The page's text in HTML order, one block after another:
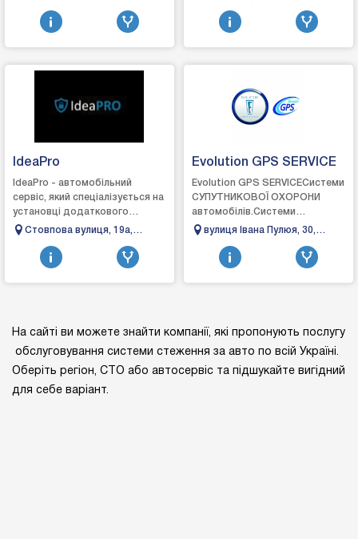
професійному рі...
Черкаська область
електрообладнання у Полтаві.
У нашому а...
Полтавська область
IdeaPro
IdeaPro - автомобільний
сервіс, який спеціалізується на
установці додаткового
обладнання для безпеки
від угонуЗахист ві...
Стовпова вулиця, 19а,
Одеса, Одеська область
Evolution GPS SERVICE
Evolution GPS SERVICEСистеми
СУПУТНИКОВОЇ ОХОРОНИ
автомобілів.Системи
супутникового моніторингу
безпровідні маяки.Автосигна...
вулиця Івана Пулюя, 30,
Львів, Львівська область,
Украина
На сайті ви можете знайти компанії, які пропонують послугу
обслуговування системи стеження за авто по всій Україні.
Оберіть регіон, СТО або автосервіс та підшукайте вигідний
для себе варіант.